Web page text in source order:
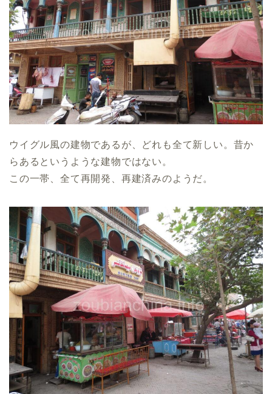
ウイグル風の建物であるが、どれも全て新しい。昔か
らあるというような建物ではない。
この一帯、全て再開発、再建済みのようだ。